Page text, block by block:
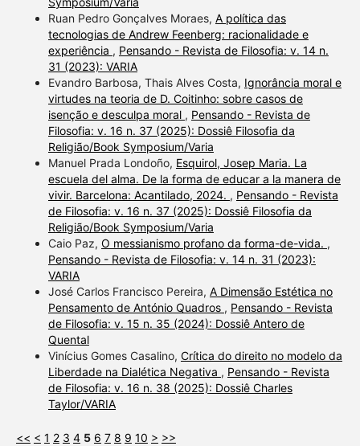
Ruan Pedro Gonçalves Moraes, A política das
tecnologias de Andrew Feenberg: racionalidade e
experiência , Pensando - Revista de Filosofia: v. 14 n.
31 (2023): VARIA
Evandro Barbosa, Thais Alves Costa, Ignorância moral e
virtudes na teoria de D. Coitinho: sobre casos de
isenção e desculpa moral , Pensando - Revista de
Filosofia: v. 16 n. 37 (2025): Dossiê Filosofia da
Religião/Book Symposium/Varia
Manuel Prada Londoño, Esquirol, Josep Maria. La
escuela del alma. De la forma de educar a la manera de
vivir. Barcelona: Acantilado, 2024. , Pensando - Revista
de Filosofia: v. 16 n. 37 (2025): Dossiê Filosofia da
Religião/Book Symposium/Varia
Caio Paz, O messianismo profano da forma-de-vida. ,
Pensando - Revista de Filosofia: v. 14 n. 31 (2023):
VARIA
José Carlos Francisco Pereira, A Dimensão Estética no
Pensamento de António Quadros , Pensando - Revista
de Filosofia: v. 15 n. 35 (2024): Dossiê Antero de
Quental
Vinícius Gomes Casalino, Crítica do direito no modelo da
Liberdade na Dialética Negativa , Pensando - Revista
de Filosofia: v. 16 n. 38 (2025): Dossiê Charles
Taylor/VARIA
<< < 1 2 3 4 5 6 7 8 9 10 > >>